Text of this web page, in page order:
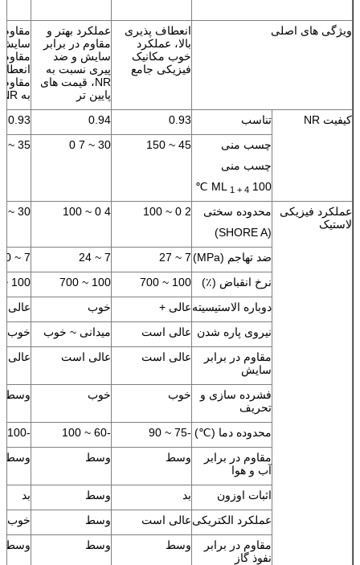
ویژگی های اصلی
انعطاف پذیری
بالا، عملکرد
خوب مکانیک
فیزیکی جامع
عملکرد بهتر و
مقاوم در برابر
سایش و ضد
پیری نسبت به
NR، قیمت های
پایین تر
مقاوم
مقاوم
به NR
کیفیت NR
تناسب 0.93
0.94
0.93
چسب منی
چسب منی
ML
1 + 4 100 ℃
45 ~ 150
30 ~ 7 0
35 ~ 55
عملکرد فیزیکی
لاستیک
محدوده سختی
(SHORE A)
2 0 ~ 100
4 0 ~ 100
30 ~ 100
ضد تهاجم (MPa) 7 ~ 27
7 ~ 24
7 ~ 20
نرخ انقباض (٪)
100 ~ 700
100 ~ 700
100 ~ 700
دوباره الاستیسیتهعالی + خوب
عالی
نیروی پاره شدن عالی است میدانی ~ خوب
خوب
مقاوم در برابر
سایش
عالی است عالی است عالی
فشرده سازی و
تحریف
خوب خوب وسط
محدوده دما (℃) -75 ~ 90
-60 ~ 100
-100 ~ 100
مقاوم در برابر
آب و هوا
وسط وسط وسط
اثبات اوزون بد وسط
بد
عملکرد الکتریکیعالی است وسط
خوب
مقاوم در برابر
نفوذ گاز
وسط وسط وسط